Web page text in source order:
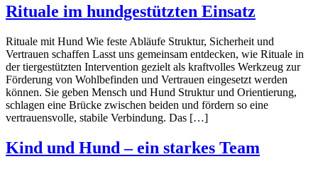
Rituale im hundgestützten Einsatz
Rituale mit Hund Wie feste Abläufe Struktur, Sicherheit und
Vertrauen schaffen Lasst uns gemeinsam entdecken, wie Rituale in
der tiergestützten Intervention gezielt als kraftvolles Werkzeug zur
Förderung von Wohlbefinden und Vertrauen eingesetzt werden
können. Sie geben Mensch und Hund Struktur und Orientierung,
schlagen eine Brücke zwischen beiden und fördern so eine
vertrauensvolle, stabile Verbindung. Das […]
Kind und Hund – ein starkes Team